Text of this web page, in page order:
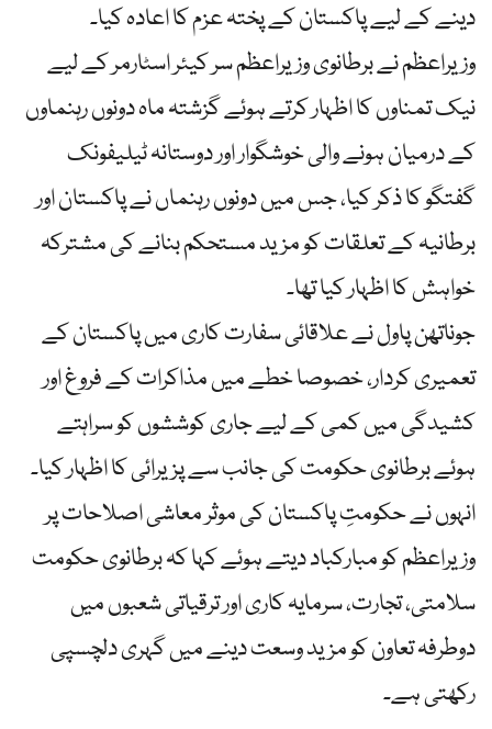
دینے کے لیے پاکستان کے پختہ عزم کا اعادہ کیا۔
وزیراعظم نے برطانوی وزیراعظم سر کیئر اسٹارمر کے لیے
نیک تمناوں کا اظہار کرتے ہوئے گزشتہ ماہ دونوں رہنماوں
کے درمیان ہونے والی خوشگوار اور دوستانہ ٹیلیفونک
گفتگو کا ذکر کیا، جس میں دونوں رہنماں نے پاکستان اور
برطانیہ کے تعلقات کو مزید مستحکم بنانے کی مشترکہ
خواہش کا اظہار کیا تھا۔
جوناتھن پاول نے علاقائی سفارت کاری میں پاکستان کے
تعمیری کردار، خصوصا خطے میں مذاکرات کے فروغ اور
کشیدگی میں کمی کے لیے جاری کوششوں کو سراہتے
ہوئے برطانوی حکومت کی جانب سے پزیرائی کا اظہار کیا۔
انہوں نے حکومتِ پاکستان کی موثر معاشی اصلاحات پر
وزیراعظم کو مبارکباد دیتے ہوئے کہا کہ برطانوی حکومت
سلامتی، تجارت، سرمایہ کاری اور ترقیاتی شعبوں میں
دوطرفہ تعاون کو مزید وسعت دینے میں گہری دلچسپی
رکھتی ہے۔